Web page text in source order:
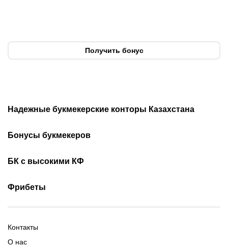
Получить бонус
Надежные букмекерские конторы Казахстана
Бонусы букмекеров
За установку приложения
БК с высокими КФ
Фрибеты
Старым игрокам
Фрибет на День Рождения
Контакты
О нас